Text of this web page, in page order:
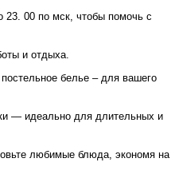
00 по мск, чтобы помочь с
и отдыха.
белье – для вашего
— идеально для длительных и
любимые блюда, экономя на